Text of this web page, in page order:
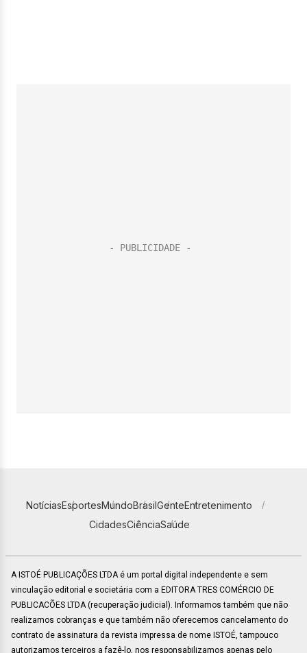
NotíciasEsportesMundoBrasilGenteEntretenimento
CidadesCiênciaSaúde
A ISTOÉ PUBLICAÇÕES LTDA é um portal digital independente e sem
vinculação editorial e societária com a EDITORA TRES COMÉRCIO DE
PUBLICACÕES LTDA (recuperação judicial). Informamos também que não
realizamos cobranças e que também não oferecemos cancelamento do
contrato de assinatura da revista impressa de nome ISTOÉ, tampouco
autorizamos terceiros a fazê-lo, nos responsabilizamos apenas pelo